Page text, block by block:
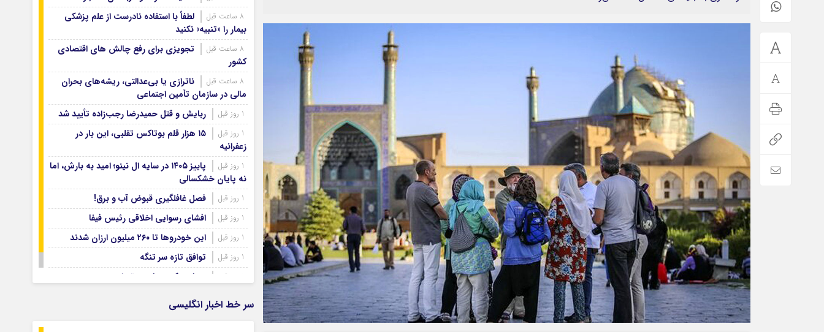
آرشیو ۱۴۰۰
آرشیو ۱۳۹۸
لطفاً با استفاده نادرست از علم پزشکی
بیمار را «تنبیه» نکنید
تجویزی برای رفع چالش های اقتصادی
کشور
ناترازی یا بی‌عدالتی، ریشه‌های بحران
مالی در سازمان تأمین اجتماعی
ربایش و قتل حمیدرضا رجب‌زاده تأیید شد
۱۵ هزار قلم بوتاکس تقلبی، این بار در
زعفرانیه
پاییز ۱۴۰۵ در سایه ال‌ نینو؛ امید به بارش، اما
نه پایان خشکسالی
فصل غافلگیری قبوض آب و برق!
افشای رسوایی اخلاقی رئیس فیفا
این خودروها تا ۲۶۰ میلیون ارزان شدند
توافق تازه سر تنگه
پیمان مکه ، پیام به تهران
سر خط اخبار انگلیسی